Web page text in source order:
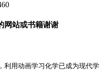
网站或书籍谢谢
用动画学习化学已成为现代学